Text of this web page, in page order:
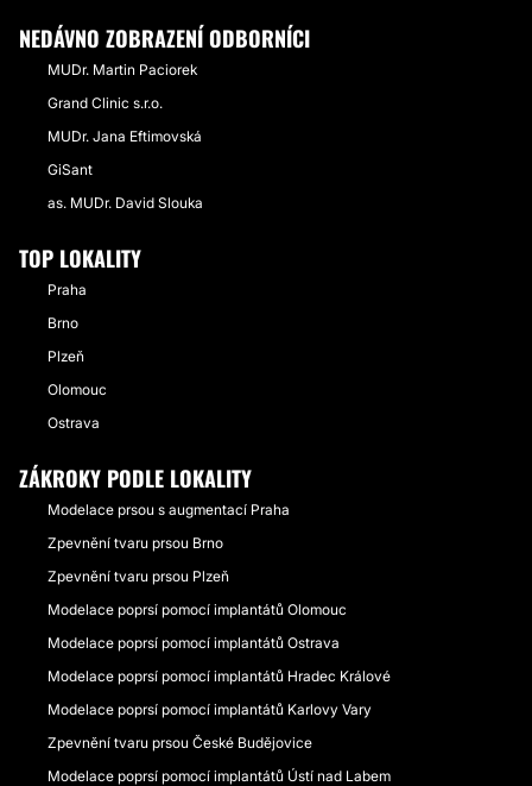
NEDÁVNO ZOBRAZENÍ ODBORNÍCI
MUDr. Martin Paciorek
Grand Clinic s.r.o.
MUDr. Jana Eftimovská
GiSant
as. MUDr. David Slouka
TOP LOKALITY
Praha
Brno
Plzeň
Olomouc
Ostrava
ZÁKROKY PODLE LOKALITY
Modelace prsou s augmentací Praha
Zpevnění tvaru prsou Brno
Zpevnění tvaru prsou Plzeň
Modelace poprsí pomocí implantátů Olomouc
Modelace poprsí pomocí implantátů Ostrava
Modelace poprsí pomocí implantátů Hradec Králové
Modelace poprsí pomocí implantátů Karlovy Vary
Zpevnění tvaru prsou České Budějovice
Modelace poprsí pomocí implantátů Ústí nad Labem